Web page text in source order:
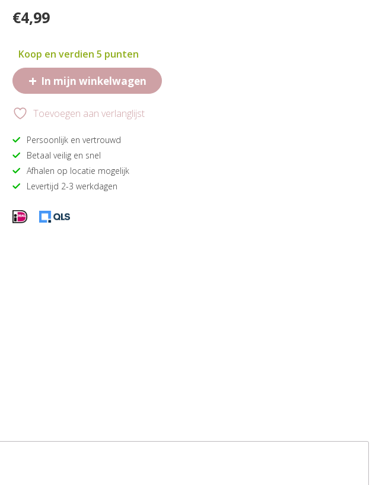
€4,99
Koop en verdien 5 punten
+ In mijn winkelwagen
Toevoegen aan verlanglijst
Persoonlijk en vertrouwd
Betaal veilig en snel
Afhalen op locatie mogelijk
Levertijd 2-3 werkdagen